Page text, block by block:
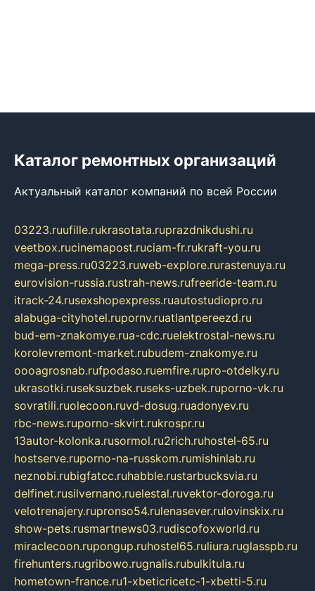
Каталог ремонтных организаций
Актуальный каталог компаний по всей России
03223.ruufille.rukrasotata.ruprazdnikdushi.ru
veetbox.rucinemapost.ruciam-fr.rukraft-you.ru
mega-press.ru03223.ruweb-explore.rurastenuya.ru
eurovision-russia.rustrah-news.rufreeride-team.ru
itrack-24.rusexshopexpress.ruautostudiopro.ru
alabuga-cityhotel.rupornv.ruatlantpereezd.ru
bud-em-znakomye.rua-cdc.ruelektrostal-news.ru
korolevremont-market.rubudem-znakomye.ru
oooagrosnab.rufpodaso.ruemfire.rupro-otdelky.ru
ukrasotki.ruseksuzbek.ruseks-uzbek.ruporno-vk.ru
sovratili.ruolecoon.ruvd-dosug.ruadonyev.ru
rbc-news.ruporno-skvirt.rukrospr.ru
13autor-kolonka.rusormol.ru2rich.ruhostel-65.ru
hostserve.ruporno-na-russkom.rumishinlab.ru
neznobi.rubigfatcc.ruhabble.rustarbucksvia.ru
delfinet.rusilvernano.ruelestal.ruvektor-doroga.ru
velotrenajery.rupronso54.rulenasever.rulovinskix.ru
show-pets.rusmartnews03.rudiscofoxworld.ru
miraclecoon.rupongup.ruhostel65.ruliura.ruglasspb.ru
firehunters.rugribowo.rugnalis.rubulkitula.ru
hometown-france.ru1-xbeticricetc-1-xbetti-5.ru